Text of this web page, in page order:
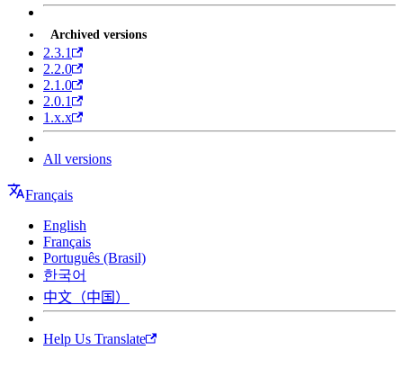
Archived versions
2.3.1
2.2.0
2.1.0
2.0.1
1.x.x
All versions
Français
English
Français
Português (Brasil)
한국어
中文（中国）
Help Us Translate